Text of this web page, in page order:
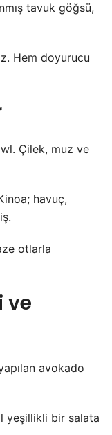
tavuk göğsü,
Hem doyurucu
Çilek, muz ve
havuç,
otlarla
ve
avokado
yeşillikli bir salata